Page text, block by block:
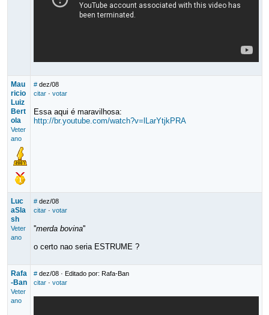
Mau
ricio
Luiz
Bert
ola
Veter
ano
# dez/08
citar· votar
Essa aqui é maravilhosa:
http://br.youtube.com/watch?v=lLarYtjkPRA
Luc
aSla
sh
Veter
ano
# dez/08
citar· votar
''merda bovina''
o certo nao seria ESTRUME ?
Rafa
-Ban
Veter
ano
# dez/08· Editado por: Rafa-Ban
citar· votar